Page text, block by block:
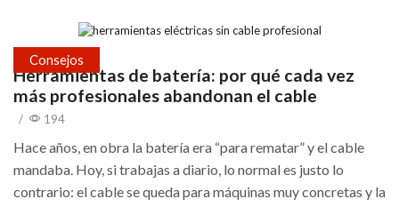
Consejos
Herramientas de batería: por qué cada vez
más profesionales abandonan el cable
/ 194
Hace años, en obra la batería era “para rematar” y el cable
mandaba. Hoy, si trabajas a diario, lo normal es justo lo
contrario: el cable se queda para máquinas muy concretas y la